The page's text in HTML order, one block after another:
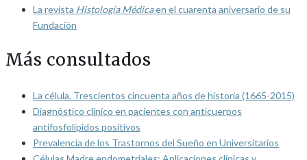
La revista Histología Médicaen el cuarenta aniversario de su
Fundación
Más consultados
La célula. Trescientos cincuenta años de historia (1665-2015)
Diagnóstico clínico en pacientes con anticuerpos
antifosfolípidos positivos
Prevalencia de los Trastornos del Sueño en Universitarios